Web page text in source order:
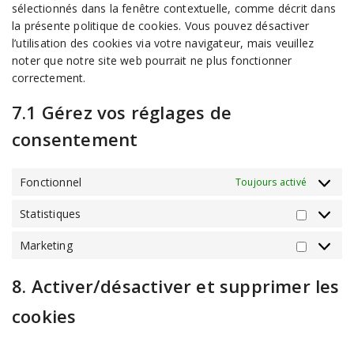
sélectionnés dans la fenêtre contextuelle, comme décrit dans
la présente politique de cookies. Vous pouvez désactiver
l’utilisation des cookies via votre navigateur, mais veuillez
noter que notre site web pourrait ne plus fonctionner
correctement.
7.1 Gérez vos réglages de
consentement
Fonctionnel Toujours activé
Statistiques
Marketing
8. Activer/désactiver et supprimer les
cookies